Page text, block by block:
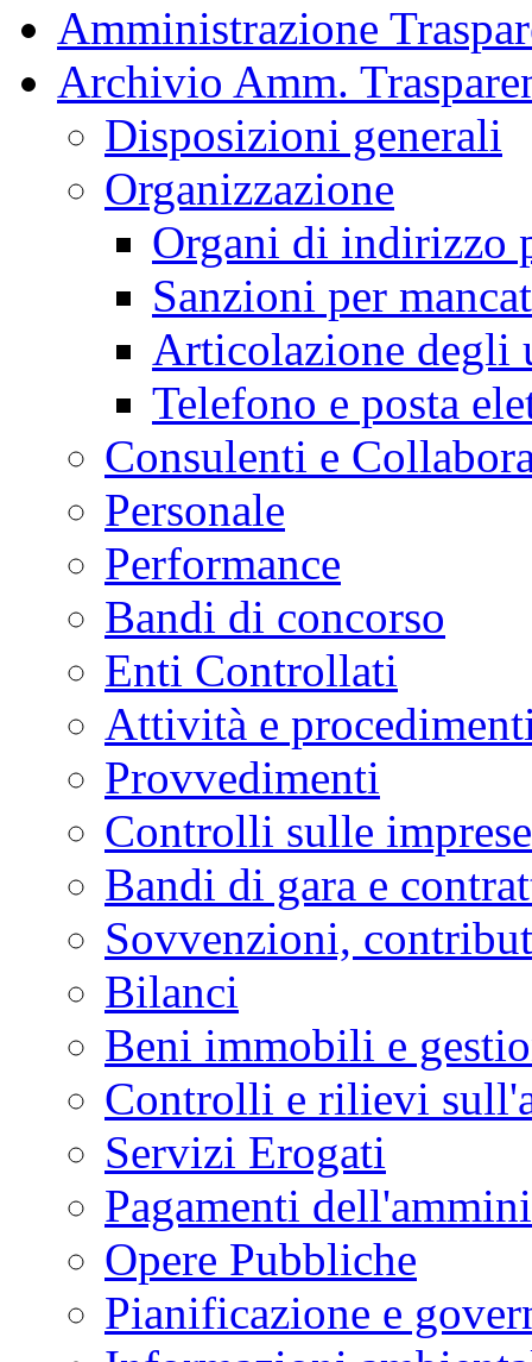
Amministrazione
Archivio Amm.
Disposizioni generali
Organizzazione
Organi di indirizzo
Sanzioni per
Articolazione degli
Telefono e posta
Consulenti e
Personale
Performance
Bandi di concorso
Enti Controllati
Attività e
Provvedimenti
Controlli sulle imprese
Bandi di gara e
Sovvenzioni,
Bilanci
Beni immobili e
Controlli e rilievi
Servizi Erogati
Pagamenti
Opere Pubbliche
Pianificazione e